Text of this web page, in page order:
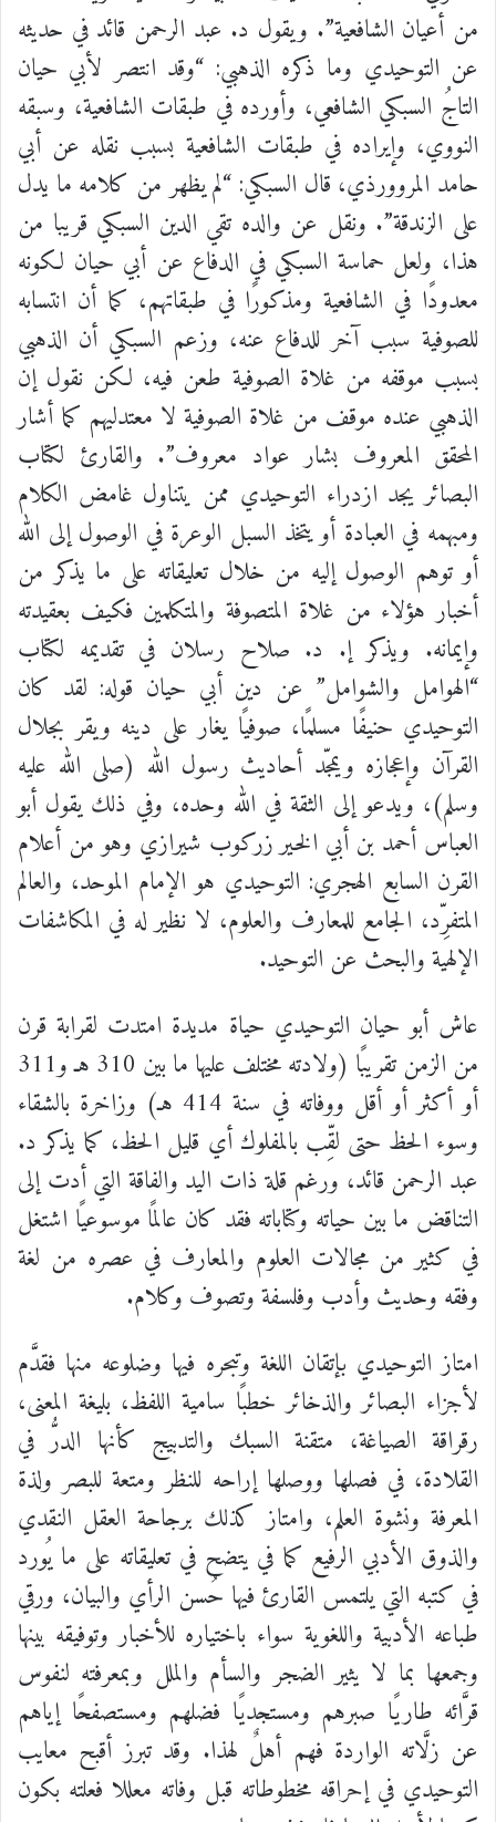
من أعيان الشافعية”. ويقول د. عبد الرحمن قائد في حديثه
عن التوحيدي وما ذكره الذهبي: “وقد انتصر لأبي حيان
التاجُ السبكي الشافعي، وأورده في طبقات الشافعية، وسبقه
النووي، وإيراده في طبقات الشافعية بسبب نقله عن أبي
حامد المروورذي، قال السبكي: “لم يظهر من كلامه ما يدل
على الزندقة”. ونقل عن والده تقي الدين السبكي قريبا من
هذا، ولعل حماسة السبكي في الدفاع عن أبي حيان لكونه
معدودًا في الشافعية ومذكورًا في طبقاتهم، كما أن انتسابه
للصوفية سبب آخر للدفاع عنه، وزعم السبكي أن الذهبي
بسبب موقفه من غلاة الصوفية طعن فيه، لكن نقول إن
الذهبي عنده موقف من غلاة الصوفية لا معتدليهم كما أشار
المحقق المعروف بشار عواد معروف”. والقارئ لكتاب
البصائر يجد ازدراء التوحيدي ممن يتناول غامض الكلام
ومبهمه في العبادة أو يتخذ السبل الوعرة في الوصول إلى الله
أو توهم الوصول إليه من خلال تعليقاته على ما يذكر من
أخبار هؤلاء من غلاة المتصوفة والمتكلمين فكيف بعقيدته
وإيمانه. ويذكر إ. د. صلاح رسلان في تقديمه لكتاب
“الهوامل والشوامل” عن دين أبي حيان قوله: لقد كان
التوحيدي حنيفًا مسلمًا، صوفيًا يغار على دينه ويقر بجلال
القرآن وإعجازه ويمجّد أحاديث رسول الله (صلى الله عليه
وسلم)، ويدعو إلى الثقة في الله وحده، وفي ذلك يقول أبو
العباس أحمد بن أبي الخير زركوب شيرازي وهو من أعلام
القرن السابع الهجري: التوحيدي هو الإمام الموحد، والعالم
المتفرِّد، الجامع للمعارف والعلوم، لا نظير له في المكاشفات
الإلهية والبحث عن التوحيد.
عاش أبو حيان التوحيدي حياة مديدة امتدت لقرابة قرن
من الزمن تقريبًا (ولادته مختلف عليها ما بين 310 هـ و311
أو أكثر أو أقل ووفاته في سنة 414 هـ) وزاخرة بالشقاء
وسوء الحظ حتى لقِّب بالمفلوك أي قليل الحظ، كما يذكر د.
عبد الرحمن قائد، ورغم قلة ذات اليد والفاقة التي أدت إلى
التناقض ما بين حياته وكتاباته فقد كان عالمًا موسوعيًا اشتغل
في كثير من مجالات العلوم والمعارف في عصره من لغة
وفقه وحديث وأدب وفلسفة وتصوف وكلام.
امتاز التوحيدي بإتقان اللغة وتبحره فيها وضلوعه منها فقدَّم
لأجزاء البصائر والذخائر خطبًا سامية اللفظ، بليغة المعنى،
رقراقة الصياغة، متقنة السبك والتدبيج كأنها الدرُّ في
القلادة، في فصلها ووصلها إراحه للنظر ومتعة للبصر ولذة
المعرفة ونشوة العلم، وامتاز كذلك برجاحة العقل النقدي
والذوق الأدبي الرفيع كما في يتضح في تعليقاته على ما يُورد
في كتبه التي يلتمس القارئ فيها حُسن الرأي والبيان، ورقي
طباعه الأدبية واللغوية سواء باختياره للأخبار وتوفيقه بينها
وجمعها بما لا يثير الضجر والسأم والملل وبمعرفته لنفوس
قرَّائه طاريًا صبرهم ومستجديًا فضلهم ومستصفحًا إياهم
عن زلَّاته الواردة فهم أهلٌ لهذا. وقد تبرز أقبح معايب
التوحيدي في إحراقه مخطوطاته قبل وفاته معللا فعلته بكون